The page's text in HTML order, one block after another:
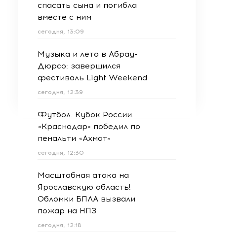
спасать сына и погибла
вместе с ним
сегодня, 13:09
Музыка и лето в Абрау-
Дюрсо: завершился
фестиваль Light Weekend
сегодня, 12:39
Футбол. Кубок России.
«Краснодар» победил по
пенальти «Ахмат»
сегодня, 12:30
Масштабная атака на
Ярославскую область!
Обломки БПЛА вызвали
пожар на НПЗ
сегодня, 12:18